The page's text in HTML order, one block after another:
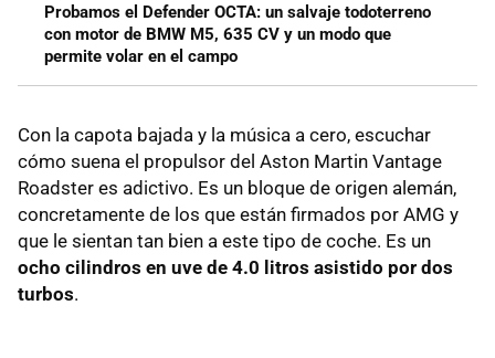
Probamos el Defender OCTA: un salvaje todoterreno
con motor de BMW M5, 635 CV y un modo que
permite volar en el campo
Con la capota bajada y la música a cero, escuchar
cómo suena el propulsor del Aston Martin Vantage
Roadster es adictivo. Es un bloque de origen alemán,
concretamente de los que están firmados por AMG y
que le sientan tan bien a este tipo de coche. Es un
ocho cilindros en uve de 4.0 litros asistido por dos
turbos.